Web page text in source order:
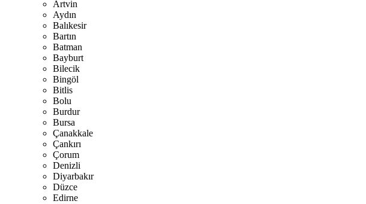
Artvin
Aydın
Balıkesir
Bartın
Batman
Bayburt
Bilecik
Bingöl
Bitlis
Bolu
Burdur
Bursa
Çanakkale
Çankırı
Çorum
Denizli
Diyarbakır
Düzce
Edirne